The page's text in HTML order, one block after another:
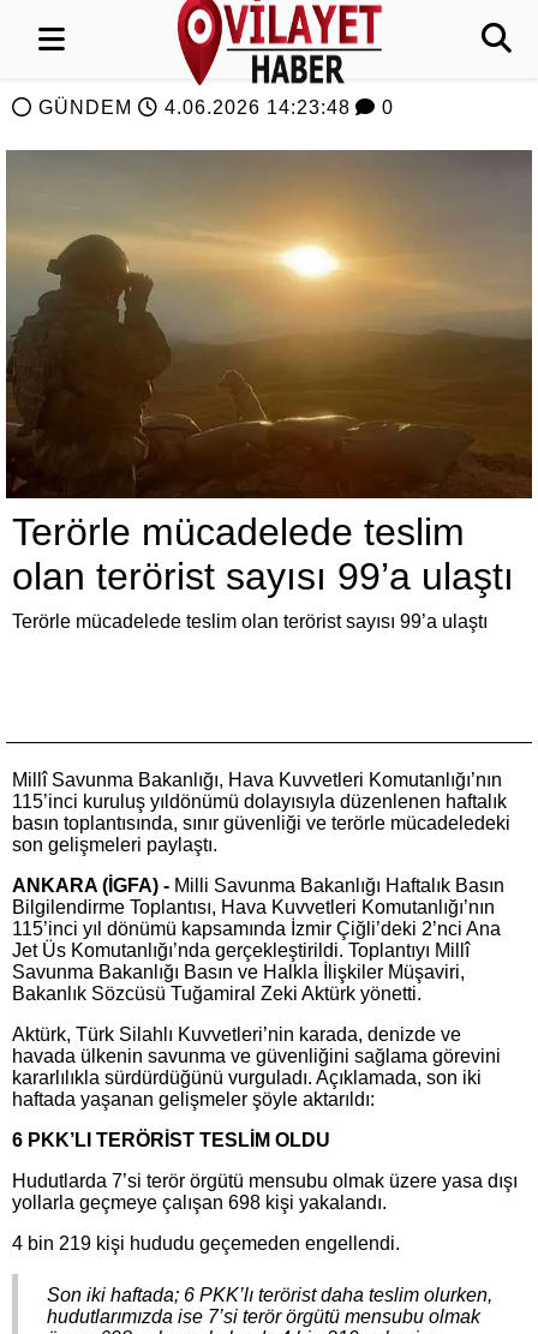
GÜNDEM 4.06.2026 14:23:48 0
Terörle mücadelede teslim
olan terörist sayısı 99’a ulaştı
Terörle mücadelede teslim olan terörist sayısı 99’a ulaştı
Millî Savunma Bakanlığı, Hava Kuvvetleri Komutanlığı’nın
115’inci kuruluş yıldönümü dolayısıyla düzenlenen haftalık
basın toplantısında, sınır güvenliği ve terörle mücadeledeki
son gelişmeleri paylaştı.
ANKARA (İGFA) - Milli Savunma Bakanlığı Haftalık Basın
Bilgilendirme Toplantısı, Hava Kuvvetleri Komutanlığı’nın
115’inci yıl dönümü kapsamında İzmir Çiğli’deki 2’nci Ana
Jet Üs Komutanlığı’nda gerçekleştirildi. Toplantıyı Millî
Savunma Bakanlığı Basın ve Halkla İlişkiler Müşaviri,
Bakanlık Sözcüsü Tuğamiral Zeki Aktürk yönetti.
Aktürk, Türk Silahlı Kuvvetleri’nin karada, denizde ve
havada ülkenin savunma ve güvenliğini sağlama görevini
kararlılıkla sürdürdüğünü vurguladı. Açıklamada, son iki
haftada yaşanan gelişmeler şöyle aktarıldı:
6 PKK’LI TERÖRİST TESLİM OLDU
Hudutlarda 7’si terör örgütü mensubu olmak üzere yasa dışı
yollarla geçmeye çalışan 698 kişi yakalandı.
4 bin 219 kişi hududu geçemeden engellendi.
Son iki haftada; 6 PKK’lı terörist daha teslim olurken,
hudutlarımızda ise 7’si terör örgütü mensubu olmak